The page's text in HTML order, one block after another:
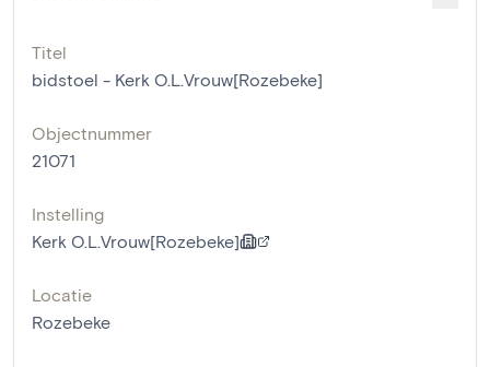
Titel
bidstoel - Kerk O.L.Vrouw[Rozebeke]
Objectnummer
21071
Instelling
Kerk O.L.Vrouw[Rozebeke]
Locatie
Rozebeke